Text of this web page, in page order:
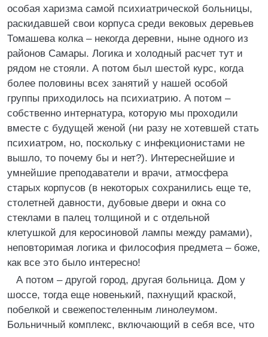
особая харизма самой психиатрической больницы,
раскидавшей свои корпуса среди вековых деревьев
Томашева колка – некогда деревни, ныне одного из
районов Самары. Логика и холодный расчет тут и
рядом не стояли. А потом был шестой курс, когда
более половины всех занятий у нашей особой
группы приходилось на психиатрию. А потом –
собственно интернатура, которую мы проходили
вместе с будущей женой (ни разу не хотевшей стать
психиатром, но, поскольку с инфекционистами не
вышло, то почему бы и нет?). Интереснейшие и
умнейшие преподаватели и врачи, атмосфера
старых корпусов (в некоторых сохранились еще те,
столетней давности, дубовые двери и окна со
стеклами в палец толщиной и с отдельной
клетушкой для керосиновой лампы между рамами),
неповторимая логика и философия предмета – боже,
как все это было интересно!
А потом – другой город, другая больница. Дом у
шоссе, тогда еще новенький, пахнущий краской,
побелкой и свежепостеленным линолеумом.
Больничный комплекс, включающий в себя все, что